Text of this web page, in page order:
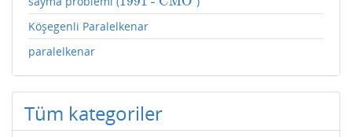
Köşegenli Paralelkenar
paralelkenar
Tüm kategoriler